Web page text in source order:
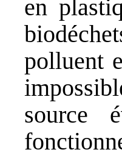
en
polluent
source